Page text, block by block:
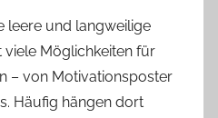
leere und langweilige
viele Möglichkeiten für
– von Motivationsposter
Häufig hängen dort